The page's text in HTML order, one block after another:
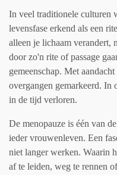
In veel traditionele culturen
levensfase erkend als een
alleen je lichaam verandert,
door zo'n rite of passage
gemeenschap. Met
overgangen gemarkeerd. In
in de tijd verloren.
De menopauze is één van
ieder vrouwenleven. Een
niet langer werken. Waarin
af te leiden, weg te rennen